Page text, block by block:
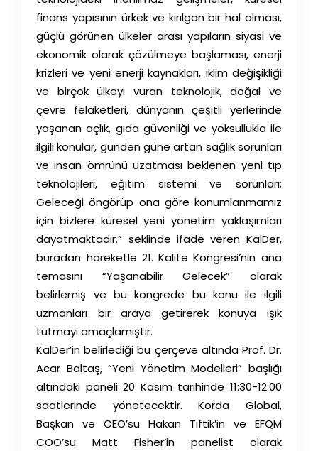
finans yapısının ürkek ve kırılgan bir hal alması,
güçlü görünen ülkeler arası yapıların siyasi ve
ekonomik olarak çözülmeye başlaması, enerji
krizleri ve yeni enerji kaynakları, iklim değişikliği
ve birçok ülkeyi vuran teknolojik, doğal ve
çevre felaketleri, dünyanın çeşitli yerlerinde
yaşanan açlık, gıda güvenliği ve yoksullukla ile
ilgili konular, günden güne artan sağlık sorunları
ve insan ömrünü uzatması beklenen yeni tıp
teknolojileri, eğitim sistemi ve sorunları;
Geleceği öngörüp ona göre konumlanmamız
için bizlere küresel yeni yönetim yaklaşımları
dayatmaktadır.” seklinde ifade veren KalDer,
buradan hareketle 21. Kalite Kongresi’nin ana
temasını “Yaşanabilir Gelecek” olarak
belirlemiş ve bu kongrede bu konu ile ilgili
uzmanları bir araya getirerek konuya ışık
tutmayı amaçlamıştır.
KalDer’in belirlediği bu çerçeve altında Prof. Dr.
Acar Baltaş, “Yeni Yönetim Modelleri” başlığı
altındaki paneli 20 Kasım tarihinde 11:30-12:00
saatlerinde yönetecektir. Korda Global,
Başkan ve CEO’su Hakan Tiftik’in ve EFQM
COO’su Matt Fisher’in panelist olarak